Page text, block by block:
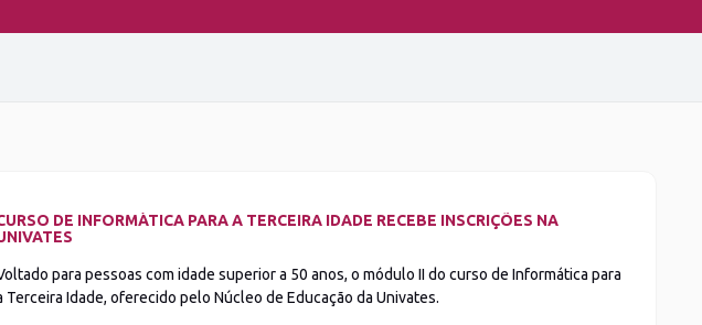
DE INFORMÁTICA PARA A TERCEIRA IDADE RECEBE INSCRIÇÕES NA
para pessoas com idade superior a 50 anos, o módulo II do curso de Informática para
Terceira Idade, oferecido pelo Núcleo de Educação da Univates.